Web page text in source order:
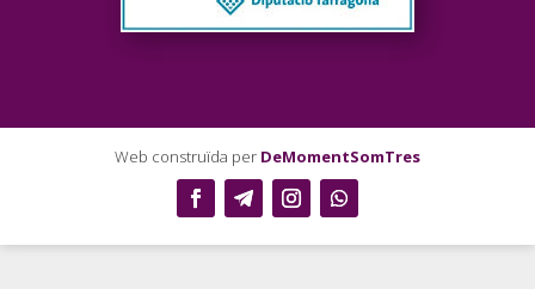
Web construïda per DeMomentSomTres